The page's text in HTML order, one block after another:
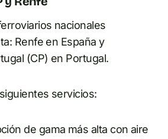
nacionales
Renfe en España y
(CP) en Portugal.
servicios:
de gama más alta con aire